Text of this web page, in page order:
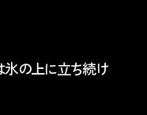
の上に立ち続け